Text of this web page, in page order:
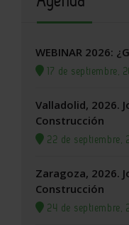
WEBINAR 2026:
17 de septiembre,
Valladolid, 2026.
Construcción
22 de septiembre,
Zaragoza, 2026.
Construcción
24 de septiembre,